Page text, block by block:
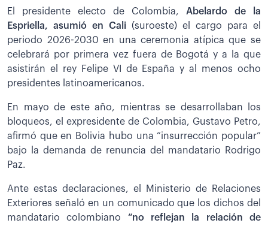
El presidente electo de Colombia, Abelardo de la
Espriella, asumió en Cali (suroeste) el cargo para el
periodo 2026-2030 en una ceremonia atípica que se
celebrará por primera vez fuera de Bogotá y a la que
asistirán el rey Felipe VI de España y al menos ocho
presidentes latinoamericanos.
En mayo de este año, mientras se desarrollaban los
bloqueos, el expresidente de Colombia, Gustavo Petro,
afirmó que en Bolivia hubo una “insurrección popular”
bajo la demanda de renuncia del mandatario Rodrigo
Paz.
Ante estas declaraciones, el Ministerio de Relaciones
Exteriores señaló en un comunicado que los dichos del
mandatario colombiano “no reflejan la relación de